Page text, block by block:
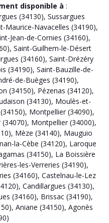
disponible à :
(34130), Sussargues
Maurice-Navacelles (34190),
Jean-de-Cornies (34160),
, Saint-Guilhem-le-Désert
(34160), Saint-Drézéry
(34190), Saint-Bauzille-de-
de-Buèges (34190),
(34150), Pézenas (34120),
(34130), Moulès-et-
, Montpellier (34090),
, Montpellier (34000),
, Mèze (34140), Mauguio
la-Cèbe (34120), Laroque
(34150), La Boissière
les-Verreries (34190),
(34160), Castelnau-le-Lez
, Candillargues (34130),
(34160), Brissac (34190),
, Aniane (34150), Agonès